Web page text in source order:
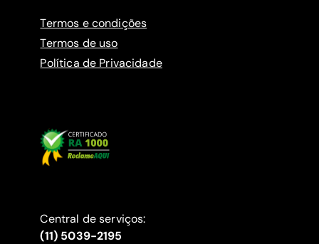
Termos e condições
Termos de uso
Política de Privacidade
Central de serviços:
(11) 5039-2195